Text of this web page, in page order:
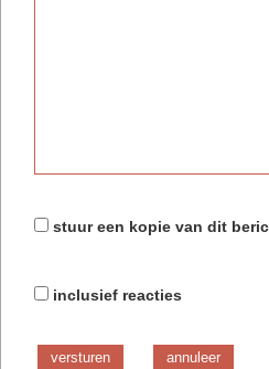
stuur een kopie van dit
inclusief reacties
versturen